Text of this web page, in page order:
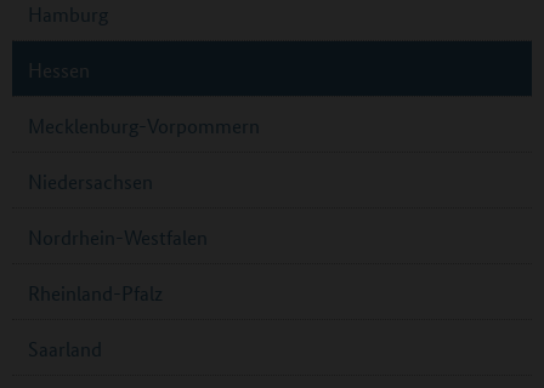
Hamburg
Hessen
Mecklenburg-Vorpommern
Niedersachsen
Nordrhein-Westfalen
Rheinland-Pfalz
Saarland